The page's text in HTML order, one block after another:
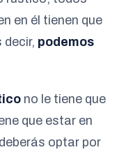
en él tienen que
decir, podemos
no le tiene que
que estar en
optar por